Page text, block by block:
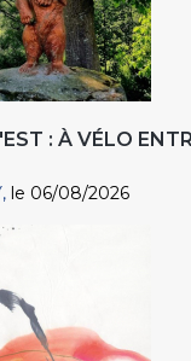
: À VÉLO
le 06/08/2026